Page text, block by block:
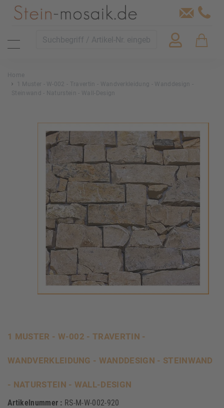
Home
1 Muster - W-002 - Travertin - Wandverkleidung - Wanddesign -
Steinwand - Naturstein - Wall-Design
1 MUSTER - W-002 - TRAVERTIN -
WANDVERKLEIDUNG - WANDDESIGN - STEINWAND
- NATURSTEIN - WALL-DESIGN
Artikelnummer : RS-M-W-002-920